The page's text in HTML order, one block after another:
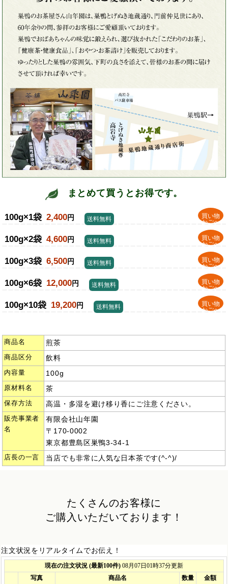
まとめて買うとお得です。
100g×1袋 2,400円
買い物
かごへ
送料無料
100g×2袋 4,600円
買い物
かごへ
送料無料
100g×3袋 6,500円
買い物
かごへ
送料無料
100g×6袋 12,000円
買い物
かごへ
送料無料
100g×10袋 19,200円
買い物
かごへ
送料無料
商品名 煎茶
商品区分 飲料
内容量 100g
原材料名 茶
保存方法 高温・多湿を避け移り香にご注意ください。
販売事業者
名
有限会社山年園
〒170-0002
東京都豊島区巣鴨3-34-1
店長の一言 当店でも非常に人気な日本茶です(^-^)/
たくさんのお客様に
ご購入いただいております！
注文状況をリアルタイムでお伝え！